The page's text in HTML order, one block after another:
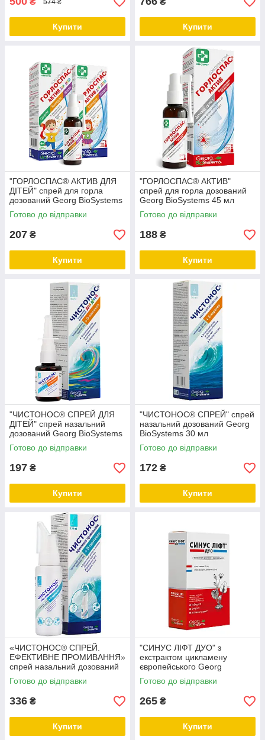
Купити Купити
"ГОРЛОСПАС® АКТИВ ДЛЯ
ДІТЕЙ" спрей для горла
дозований Georg BioSystems
45 мл
Готово до відправки
207 ₴
Купити
"ГОРЛОСПАС® АКТИВ"
спрей для горла дозований
Georg BioSystems 45 мл
Готово до відправки
188 ₴
Купити
"ЧИСТОНОС® СПРЕЙ ДЛЯ
ДІТЕЙ" спрей назальний
дозований Georg BioSystems
30мл
Готово до відправки
197 ₴
Купити
"ЧИСТОНОС® СПРЕЙ" спрей
назальний дозований Georg
BioSystems 30 мл
Готово до відправки
172 ₴
Купити
«ЧИСТОНОС® СПРЕЙ.
ЕФЕКТИВНЕ ПРОМИВАННЯ»
спрей назальний дозований
Georg BioSystems 120 мл
Готово до відправки
336 ₴
Купити
"СИНУС ЛІФТ ДУО" з
екстрактом цикламену
європейського Georg
BioSystems
Готово до відправки
265 ₴
Купити